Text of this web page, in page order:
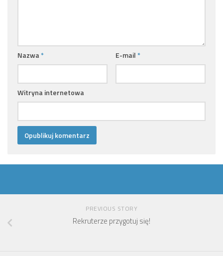
Nazwa * E-mail *
Witryna internetowa
PREVIOUS STORY
Rekruterze przygotuj się!